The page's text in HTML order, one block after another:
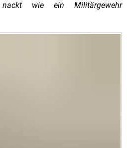
wie ein Militärgewehr